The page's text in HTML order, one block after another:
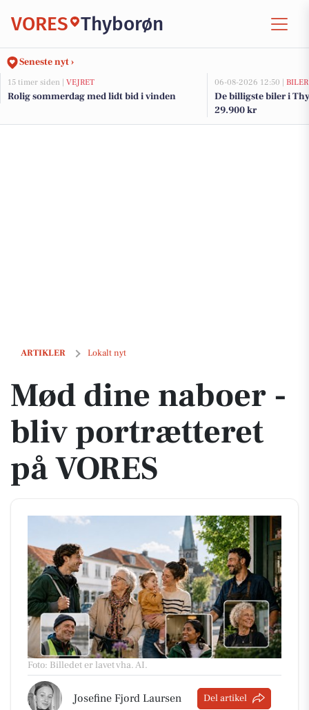
VORES Thyborøn
Seneste nyt ›
15 timer siden | VEJRET
Rolig sommerdag med lidt bid i vinden
06-08-2026 12:50 | BILER
De billigste biler i
29.900 kr
ARTIKLER Lokalt nyt
Mød dine naboer - bliv portrætteret på VORES
Mød dine naboer -
bliv portrætteret
på VORES
Foto: Billedet er lavet vha. AI.
Josefine Fjord Laursen Del artikel